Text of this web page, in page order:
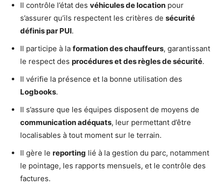
Il contrôle l’état des véhicules de location pour
s’assurer qu’ils respectent les critères de sécurité
définis par PUI.
Il participe à la formation des chauffeurs, garantissant
le respect des procédures et des règles de sécurité.
Il vérifie la présence et la bonne utilisation des
Logbooks.
Il s’assure que les équipes disposent de moyens de
communication adéquats, leur permettant d’être
localisables à tout moment sur le terrain.
Il gère le reporting lié à la gestion du parc, notamment
le pointage, les rapports mensuels, et le contrôle des
factures.